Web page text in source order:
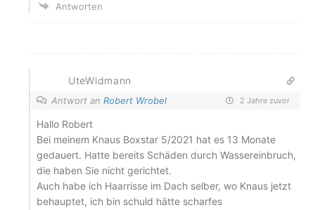
Antworten
UteWidmann
Antwort an Robert Wrobel 2 Jahre zuvor
Hallo Robert
Bei meinem Knaus Boxstar 5/2021 hat es 13 Monate
gedauert. Hatte bereits Schäden durch Wassereinbruch,
die haben Sie nicht gerichtet.
Auch habe ich Haarrisse im Dach selber, wo Knaus jetzt
behauptet, ich bin schuld hätte scharfes